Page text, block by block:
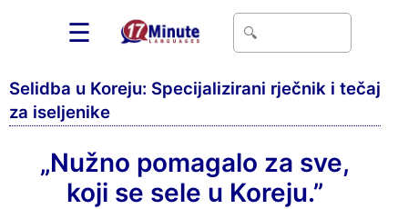
☰
Selidba u Koreju: Specijalizirani rječnik i tečaj
za iseljenike
„Nužno pomagalo za sve,
koji se sele u Koreju.”